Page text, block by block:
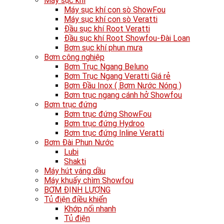
Máy sục khí con sò ShowFou
Máy sục khí con sò Veratti
Đầu sục khí Root Veratti
Đầu sục khí Root Showfou-Đài Loan
Bơm sục khí phun mưa
Bơm công nghiệp
Bơm Trục Ngang Beluno
Bơm Trục Ngang Veratti Giá rẻ
Bơm Đầu Inox ( Bơm Nước Nóng )
Bơm trục ngang cánh hở Showfou
Bơm trục đứng
Bơm trục đứng ShowFou
Bơm trục đứng Hydroo
Bơm trục đứng Inline Veratti
Bơm Đài Phun Nước
Lubi
Shakti
Máy hút váng dầu
Máy khuấy chìm Showfou
BƠM ĐỊNH LƯỢNG
Tủ điện điều khiển
Khớp nối nhanh
Tủ điện